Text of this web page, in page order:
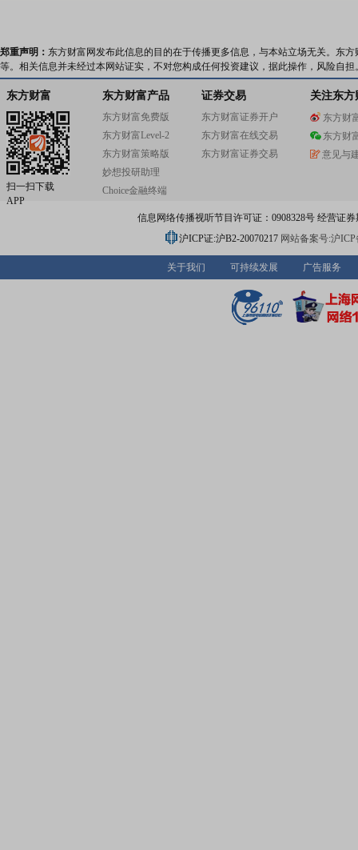
郑重声明： 东方财富网发布此信息的目的在于传播更多信息，与本站立场无关。东
等。相关信息并未经过本网站证实，不对您构成任何投资建议，据此操作，风险自担